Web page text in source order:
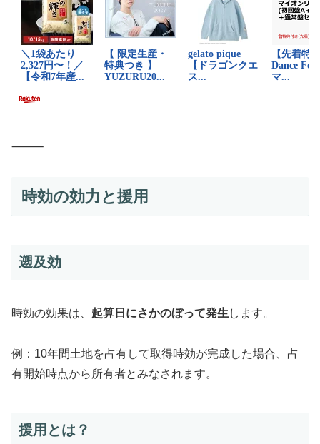
⸻
時効の効力と援用
遡及効
時効の効果は、 起算日にさかのぼって発生 します。
例：10年間土地を占有して取得時効が完成した場合、占
有開始時点から所有者とみなされます。
援用とは？